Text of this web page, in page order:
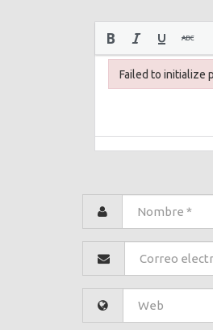
Failed to initialize
Failed to initialize